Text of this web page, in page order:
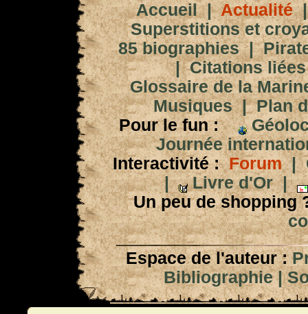
Accueil|Actualité
Superstitions et
85 biographies|
|Citations
Glossaire de la
Musiques|Plan
Pour le fun :
Journée
Interactivité : Forum|
|
Livre d'Or|
Un peu de shopping
Espace de l'auteur :
Bibliographie|